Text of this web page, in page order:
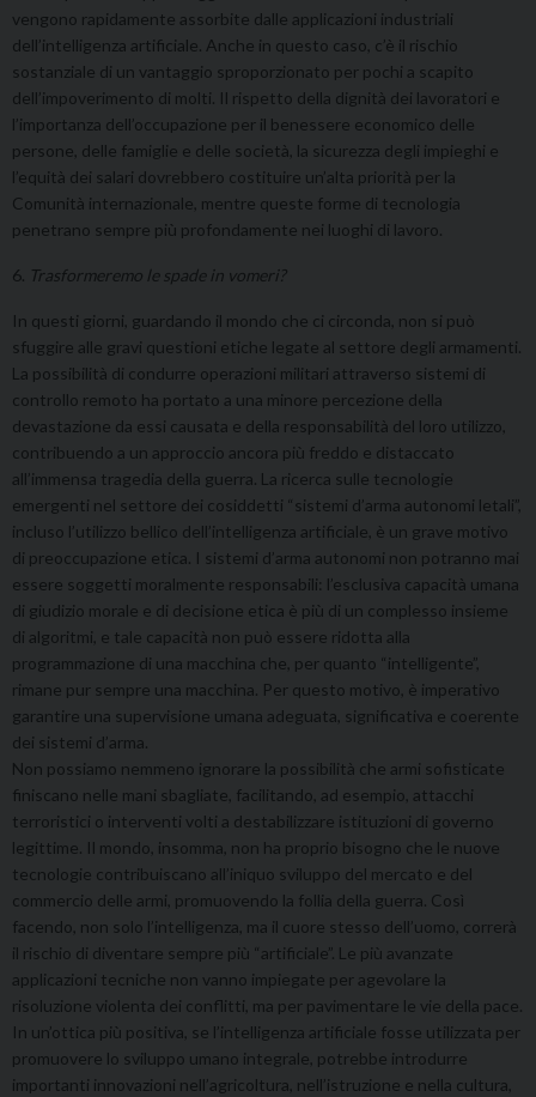
vengono rapidamente assorbite dalle applicazioni industriali
dell’intelligenza artificiale. Anche in questo caso, c’è il rischio
sostanziale di un vantaggio sproporzionato per pochi a scapito
dell’impoverimento di molti. Il rispetto della dignità dei lavoratori e
l’importanza dell’occupazione per il benessere economico delle
persone, delle famiglie e delle società, la sicurezza degli impieghi e
l’equità dei salari dovrebbero costituire un’alta priorità per la
Comunità internazionale, mentre queste forme di tecnologia
penetrano sempre più profondamente nei luoghi di lavoro.
6. Trasformeremo le spade in vomeri?
In questi giorni, guardando il mondo che ci circonda, non si può
sfuggire alle gravi questioni etiche legate al settore degli armamenti.
La possibilità di condurre operazioni militari attraverso sistemi di
controllo remoto ha portato a una minore percezione della
devastazione da essi causata e della responsabilità del loro utilizzo,
contribuendo a un approccio ancora più freddo e distaccato
all’immensa tragedia della guerra. La ricerca sulle tecnologie
emergenti nel settore dei cosiddetti “sistemi d’arma autonomi letali”,
incluso l’utilizzo bellico dell’intelligenza artificiale, è un grave motivo
di preoccupazione etica. I sistemi d’arma autonomi non potranno mai
essere soggetti moralmente responsabili: l’esclusiva capacità umana
di giudizio morale e di decisione etica è più di un complesso insieme
di algoritmi, e tale capacità non può essere ridotta alla
programmazione di una macchina che, per quanto “intelligente”,
rimane pur sempre una macchina. Per questo motivo, è imperativo
garantire una supervisione umana adeguata, significativa e coerente
dei sistemi d’arma.
Non possiamo nemmeno ignorare la possibilità che armi sofisticate
finiscano nelle mani sbagliate, facilitando, ad esempio, attacchi
terroristici o interventi volti a destabilizzare istituzioni di governo
legittime. Il mondo, insomma, non ha proprio bisogno che le nuove
tecnologie contribuiscano all’iniquo sviluppo del mercato e del
commercio delle armi, promuovendo la follia della guerra. Così
facendo, non solo l’intelligenza, ma il cuore stesso dell’uomo, correrà
il rischio di diventare sempre più “artificiale”. Le più avanzate
applicazioni tecniche non vanno impiegate per agevolare la
risoluzione violenta dei conflitti, ma per pavimentare le vie della pace.
In un’ottica più positiva, se l’intelligenza artificiale fosse utilizzata per
promuovere lo sviluppo umano integrale, potrebbe introdurre
importanti innovazioni nell’agricoltura, nell’istruzione e nella cultura,